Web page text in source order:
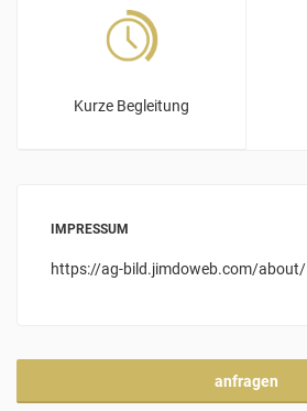
Kurze Begleitung
IMPRESSUM
https://ag-bild.jimdoweb.com/about/
anfragen